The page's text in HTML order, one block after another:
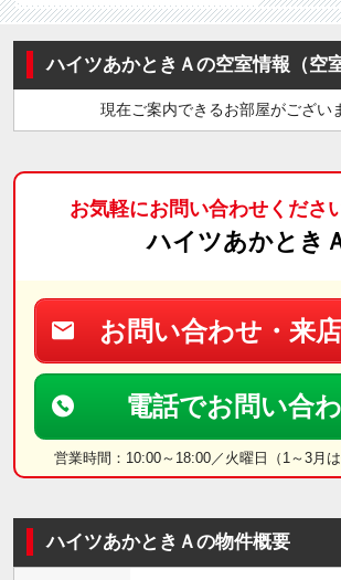
ハイツあかときＡの空室情報（空
現在ご案内できるお部屋がござい
お気軽にお問い合わせくださ
ハイツあかとき
お問い合わせ・来
電話でお問い合
営業時間：10:00～18:00／火曜日（1～3月は
ハイツあかときＡの物件概要